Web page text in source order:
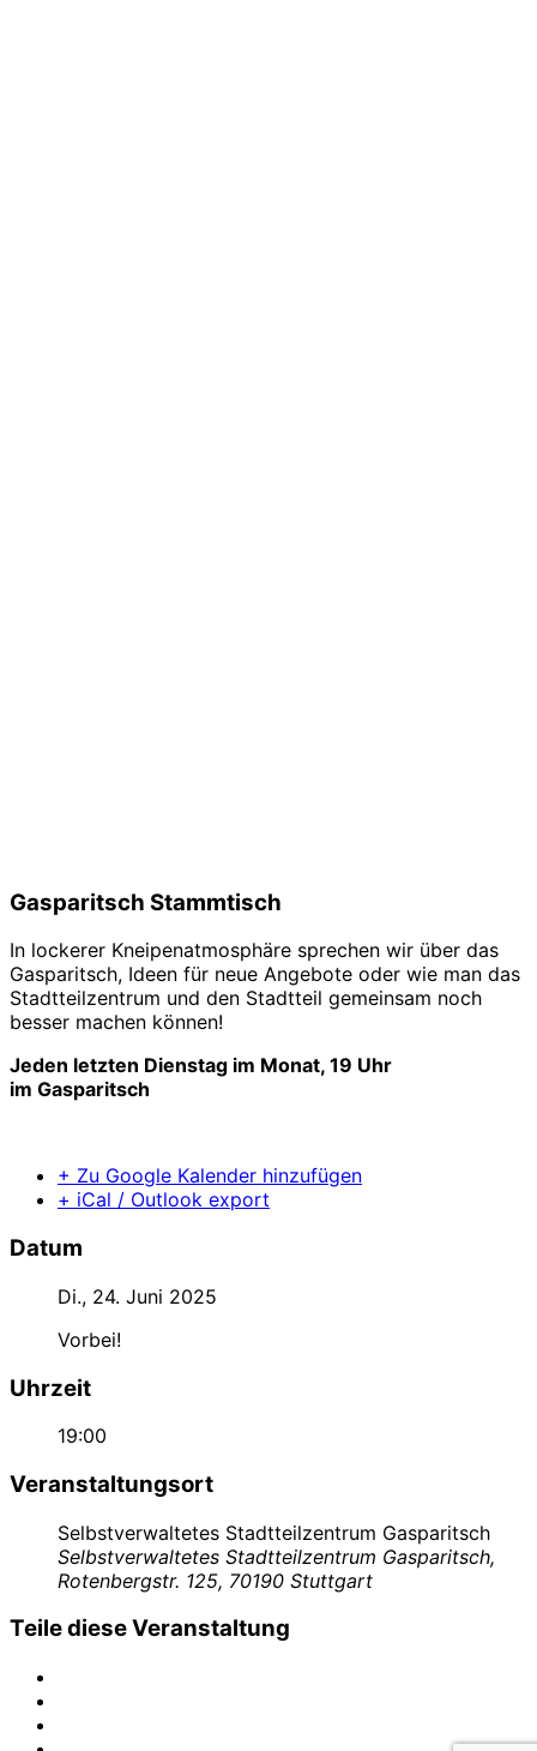
Gasparitsch Stammtisch
In lockerer Kneipenatmosphäre sprechen wir über das
Gasparitsch, Ideen für neue Angebote oder wie man das
Stadtteilzentrum und den Stadtteil gemeinsam noch
besser machen können!
Jeden letzten Dienstag im Monat, 19 Uhr
im Gasparitsch
+ Zu Google Kalender hinzufügen
+ iCal / Outlook export
Datum
Di., 24. Juni 2025
Vorbei!
Uhrzeit
19:00
Veranstaltungsort
Selbstverwaltetes Stadtteilzentrum Gasparitsch
Selbstverwaltetes Stadtteilzentrum Gasparitsch,
Rotenbergstr. 125, 70190 Stuttgart
Teile diese Veranstaltung